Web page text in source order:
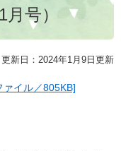
号）
更新日：2024年1月9日更新
イル／805KB]